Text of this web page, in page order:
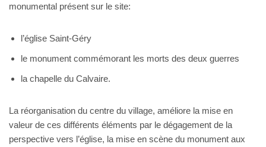
monumental présent sur le site:
l’église Saint-Géry
le monument commémorant les morts des deux guerres
la chapelle du Calvaire.
La réorganisation du centre du village, améliore la mise en
valeur de ces différents éléments par le dégagement de la
perspective vers l’église, la mise en scène du monument aux